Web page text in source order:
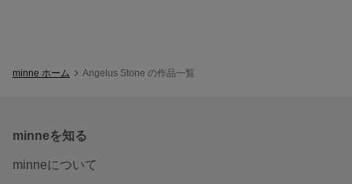
minne ホーム Angelus Stone の作品一覧
minneを知る
minneについて